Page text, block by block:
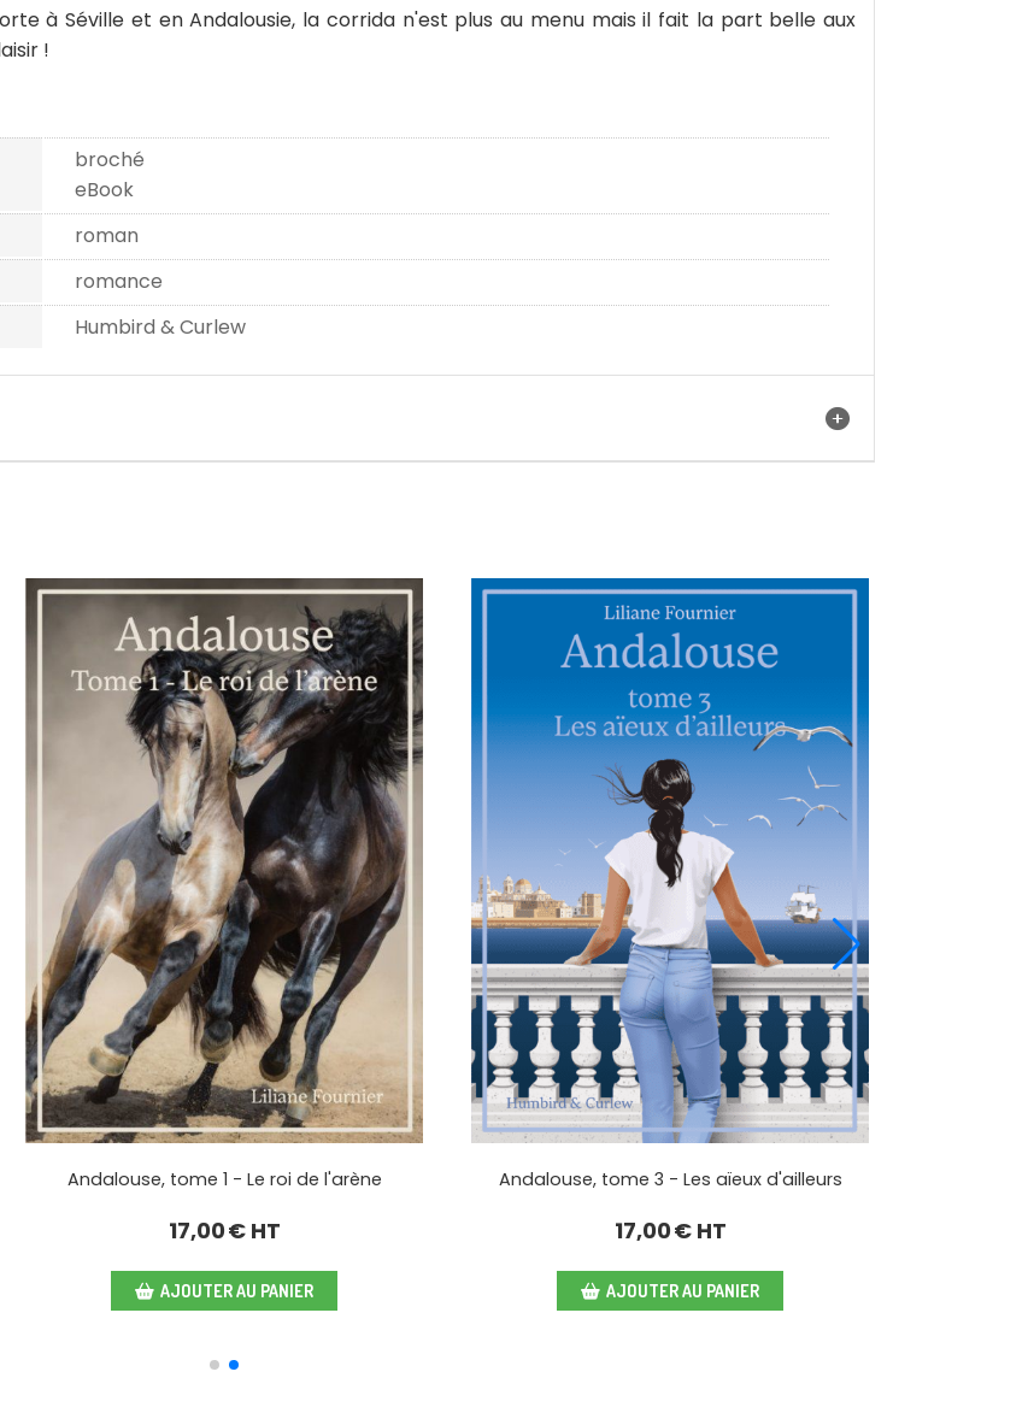
à Séville et en Andalousie, la corrida n'est plus au menu mais il fait la part belle aux
!
broché
eBook
roman
romance
Humbird & Curlew
Andalouse, tome 1 - Le roi de l'arène
17,00€ HT
AJOUTER AU PANIER
Andalouse, tome 3 - Les aïeux d'ailleurs
17,00€ HT
AJOUTER AU PANIER